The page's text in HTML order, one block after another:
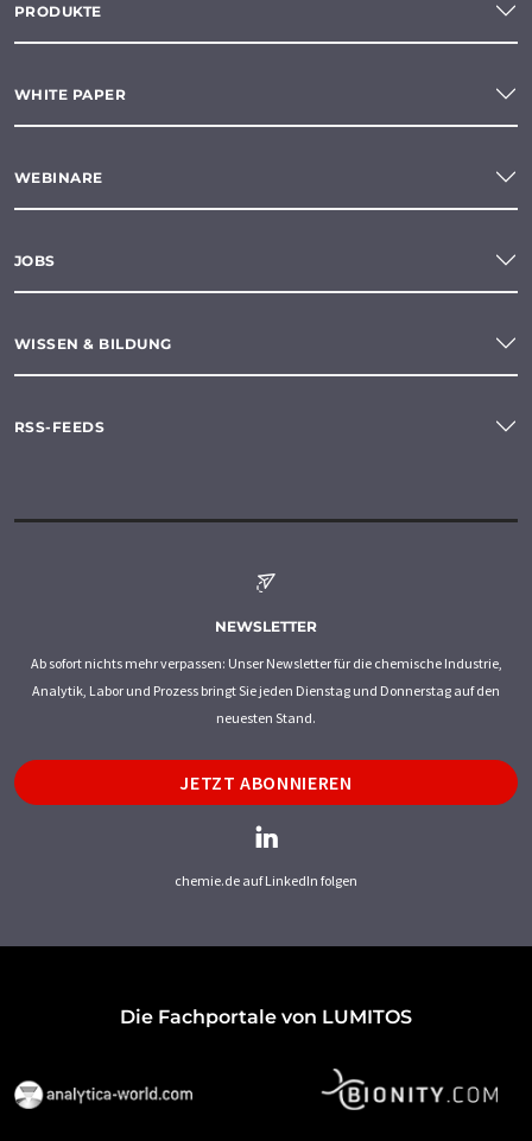
PRODUKTE
WHITE PAPER
WEBINARE
JOBS
WISSEN & BILDUNG
RSS-FEEDS
NEWSLETTER
Ab sofort nichts mehr verpassen: Unser Newsletter für die chemische Industrie,
Analytik, Labor und Prozess bringt Sie jeden Dienstag und Donnerstag auf den
neuesten Stand.
JETZT ABONNIEREN
chemie.de auf LinkedIn folgen
Die Fachportale von LUMITOS